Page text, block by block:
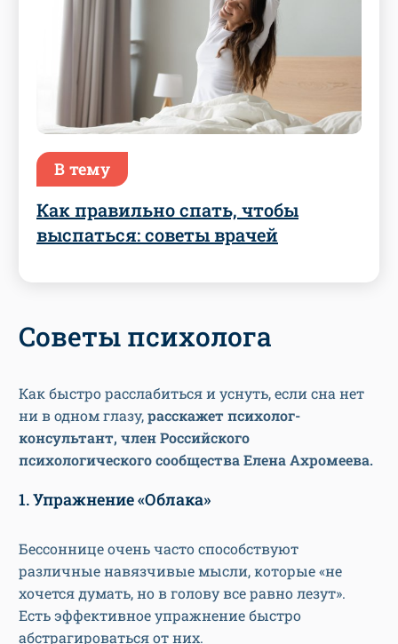
В тему
Как правильно спать, чтобы
выспаться: советы врачей
Советы психолога
Как быстро расслабиться и уснуть, если сна нет
ни в одном глазу,расскажет психолог-
консультант, член Российского
психологического сообщества Елена Ахромеева.
1. Упражнение «Облака»
Бессоннице очень часто способствуют
различные навязчивые мысли, которые «не
хочется думать, но в голову все равно лезут».
Есть эффективное упражнение быстро
абстрагироваться от них.